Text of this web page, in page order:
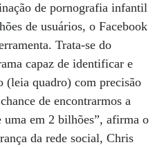
de pornografia infantil
de usuários, o Facebook
Trata-se do
capaz de identificar e
(leia quadro) com precisão
de encontrarmos a
uma em 2 bilhões”, afirma o
da rede social, Chris